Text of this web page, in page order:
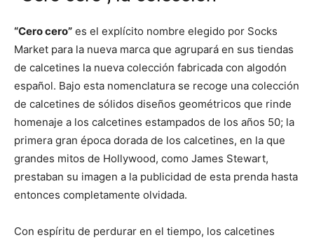
“Cero cero” es el explícito nombre elegido por Socks
Market para la nueva marca que agrupará en sus tiendas
de calcetines la nueva colección fabricada con algodón
español. Bajo esta nomenclatura se recoge una colección
de calcetines de sólidos diseños geométricos que rinde
homenaje a los calcetines estampados de los años 50; la
primera gran época dorada de los calcetines, en la que
grandes mitos de Hollywood, como James Stewart,
prestaban su imagen a la publicidad de esta prenda hasta
entonces completamente olvidada.
Con espíritu de perdurar en el tiempo, los calcetines